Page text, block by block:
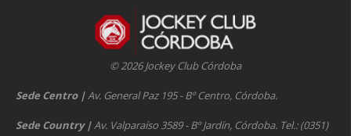
© 2026 Jockey Club Córdoba
Sede Centro |Av. General Paz 195 - Bº Centro, Córdoba.
Sede Country |Av. Valparaíso 3589 - Bº Jardín, Córdoba. Tel.: (0351)